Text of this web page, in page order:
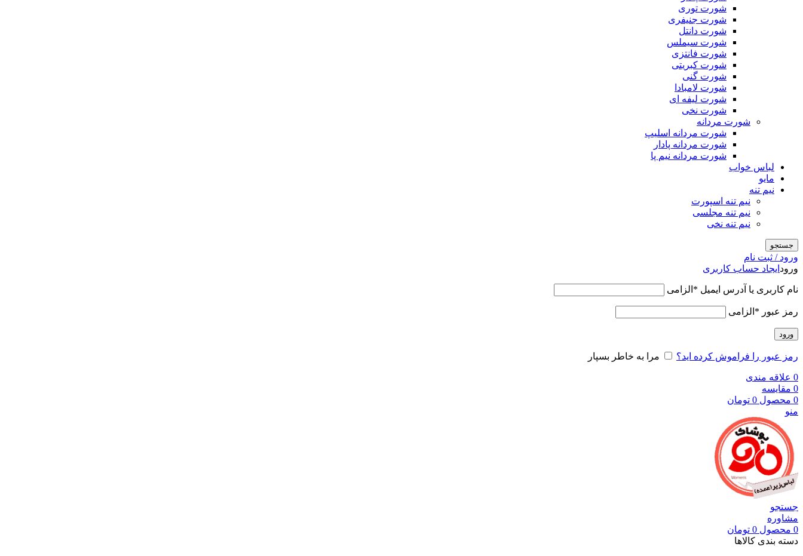
شورت توری
شورت جنیفری
شورت دانتل
شورت سیملس
شورت فانتزی
شورت کبریتی
شورت گنی
شورت لامبادا
شورت لیفه ای
شورت نخی
شورت مردانه
شورت مردانه اسلیپ
شورت مردانه پادار
شورت مردانه نیم پا
لباس خواب
مایو
نیم تنه
نیم تنه اسپورت
نیم تنه مجلسی
نیم تنه نخی
جستجو
ورود / ثبت نام
ورود ایجاد حساب کاربری
نام کاربری یا آدرس ایمیل * الزامی
رمز عبور * الزامی
ورود
رمز عبور را فراموش کرده اید؟ مرا به خاطر بسپار
0 علاقه مندی
0 مقایسه
0 محصول 0 تومان
منو
جستجو
مشاوره
0 محصول 0 تومان
دسته بندی کالاها